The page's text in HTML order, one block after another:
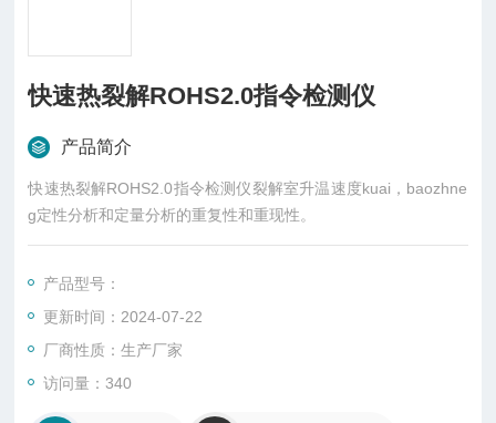
快速热裂解ROHS2.0指令检测仪
产品简介
快速热裂解ROHS2.0指令检测仪裂解室升温速度kuai，baozhne
g定性分析和定量分析的重复性和重现性。
产品型号：
更新时间：2024-07-22
厂商性质：生产厂家
访问量：340